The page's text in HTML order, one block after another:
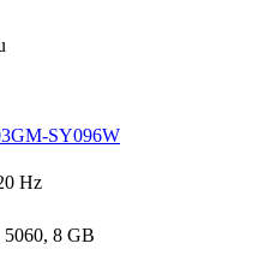
SY096W
Hz
8 GB